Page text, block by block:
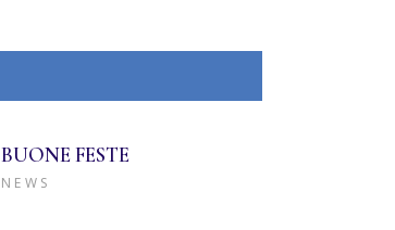
BUONE FESTE
NEWS